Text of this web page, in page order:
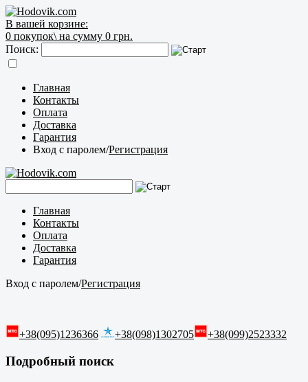
В вашей корзине:
0 покупок\ на сумму 0 грн.
Поиск:
Главная
Контакты
Оплата
Доставка
Гарантия
Вход с паролем/Регистрация
Главная
Контакты
Оплата
Доставка
Гарантия
Вход с паролем/Регистрация
+38(095)1236366 +38(098)1302705 +38(099)2523332
Подробный поиск